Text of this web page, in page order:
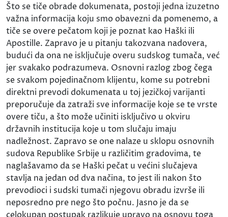
Što se tiče obrade dokumenata, postoji jedna izuzetno
važna informacija koju smo obavezni da pomenemo, a
tiče se overe pečatom koji je poznat kao Haški ili
Apostille. Zapravo je u pitanju takozvana nadovera,
budući da ona ne isključuje overu sudskog tumača, već
jer svakako podrazumeva. Osnovni razlog zbog čega
se svakom pojedinačnom klijentu, kome su potrebni
direktni prevodi dokumenata u toj jezičkoj varijanti
preporučuje da zatraži sve informacije koje se te vrste
overe tiču, a što može učiniti isključivo u okviru
državnih institucija koje u tom slučaju imaju
nadležnost. Zapravo se one nalaze u sklopu osnovnih
sudova Republike Srbije u različitim gradovima, te
naglašavamo da se Haški pečat u većini slučajeva
stavlja na jedan od dva načina, to jest ili nakon što
prevodioci i sudski tumači njegovu obradu izvrše ili
neposredno pre nego što počnu. Jasno je da se
celokupan postupak razlikuje upravo na osnovu toga